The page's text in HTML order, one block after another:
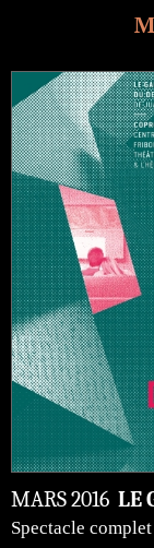
MARS 2016 LE
Spectacle